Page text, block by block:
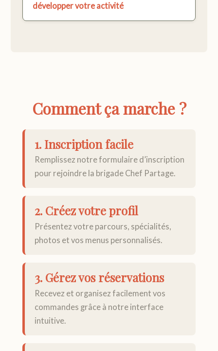
développer votre activité
Comment ça marche ?
1. Inscription facile
Remplissez notre formulaire d’inscription
pour rejoindre la brigade Chef Partage.
2. Créez votre profil
Présentez votre parcours, spécialités,
photos et vos menus personnalisés.
3. Gérez vos réservations
Recevez et organisez facilement vos
commandes grâce à notre interface
intuitive.